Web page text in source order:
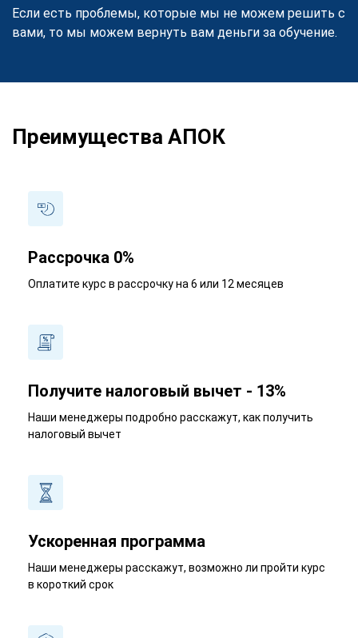
Если есть проблемы, которые мы не можем решить с
вами, то мы можем вернуть вам деньги за обучение.
Преимущества АПОК
Рассрочка 0%
Оплатите курс в рассрочку на 6 или 12 месяцев
Получите налоговый вычет - 13%
Наши менеджеры подробно расскажут, как получить
налоговый вычет
Ускоренная программа
Наши менеджеры расскажут, возможно ли пройти курс
в короткий срок